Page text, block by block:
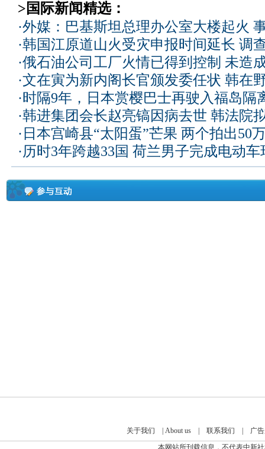
>国际新闻精选：
·外媒：巴基斯坦总理办公室大楼起火
·韩国江原道山火受灾申报时间延长 调
·俄石油公司工厂火情已得到控制 未造
·文在寅为新内阁长官颁发委任状 韩在
·时隔9年，日本赏樱巴士再驶入福岛隔
·韩进集团会长赵亮镐因病去世 韩法院
· 日本宫崎县“太阳蛋”芒果 两个拍出50
·历时3年跨越33国 荷兰男子完成电动车
关于我们 About us| 联系我们
广